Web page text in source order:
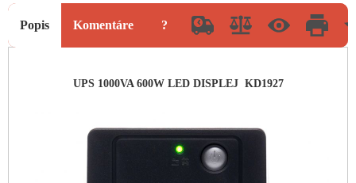
Popis Komentáre ?
UPS 1000VA 600W LED DISPLEJ KD1927